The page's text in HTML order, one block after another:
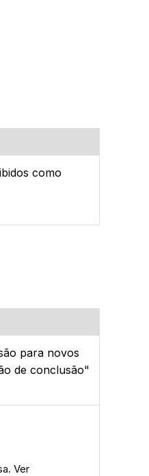
como
para novos
de conclusão"
Ver